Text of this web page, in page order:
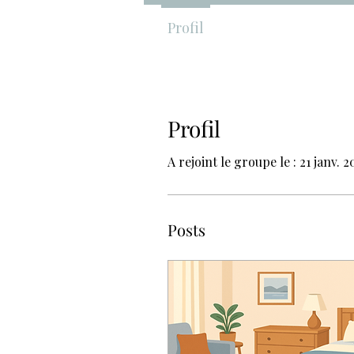
Profil
A rejoint le groupe le : 21 janv.
Posts
Profil